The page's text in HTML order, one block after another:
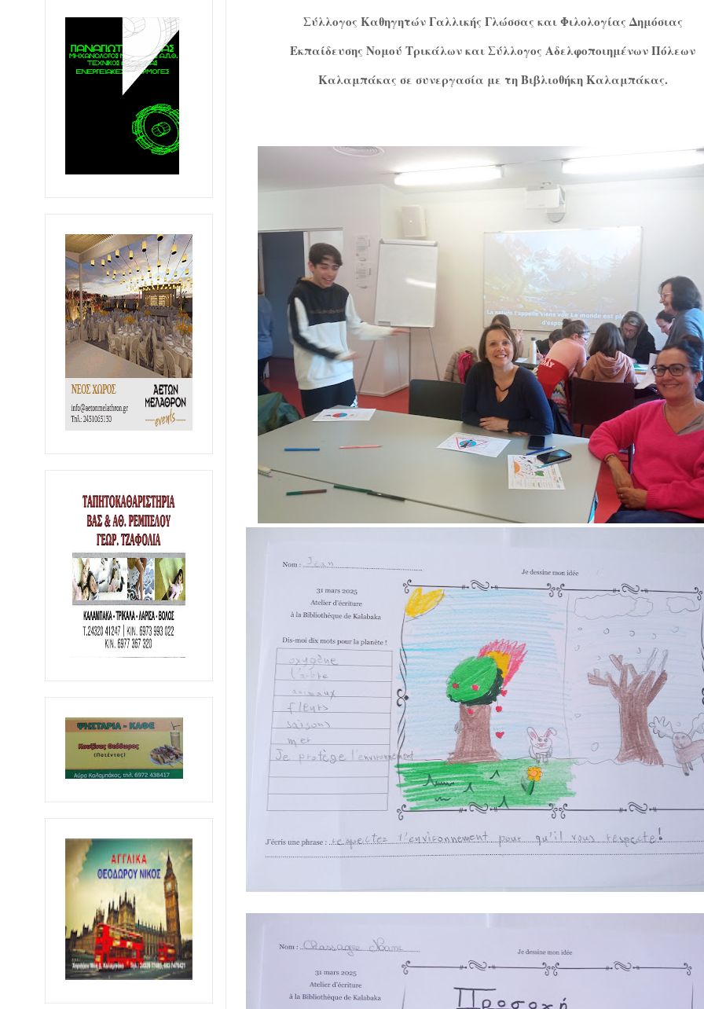
Σύλλογος Καθηγητών Γαλλικής Γλώσσας και Φιλολογίας Δημόσιας
Εκπαίδευσης Νομού Τρικάλων και Σύλλογος Αδελφοποιημένων Πόλεων
Καλαμπάκας σε συνεργασία με τη Βιβλιοθήκη Καλαμπάκας.